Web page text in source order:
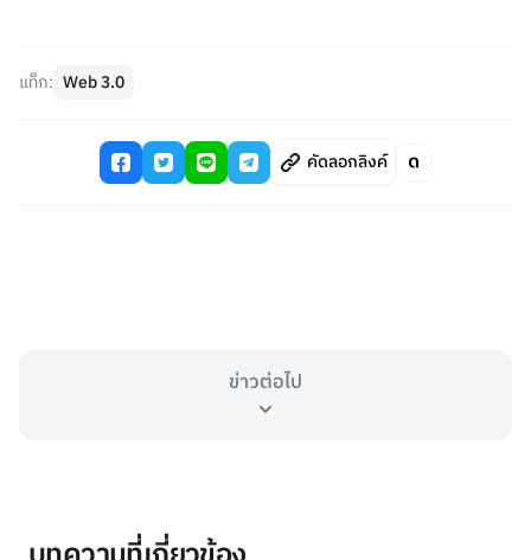
แท็ก: Web 3.0
คัดลอกลิงค์
ข่าวต่อไป